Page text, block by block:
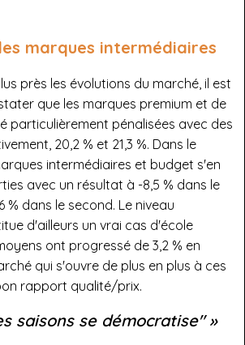
marques intermédiaires
près les évolutions du marché, il est
que les marques premium et de
particulièrement pénalisées avec des
20,2 % et 21,3 %. Dans le
intermédiaires et budget s'en
avec un résultat à -8,5 % dans le
% dans le second. Le niveau
d'ailleurs un vrai cas d'école
ont progressé de 3,2 % en
qui s'ouvre de plus en plus à ces
rapport qualité/prix.
saisons se démocratise"